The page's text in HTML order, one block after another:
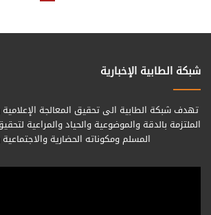
شبكة الطابية الإخبارية
تهدف شبكة الطابية الى تحقيق المعالجة الإعلامية
الملتزمة بالدقة والموضوعية والحياد والمراعية
المسلم ومكوناته الحضارية والاجتماعية